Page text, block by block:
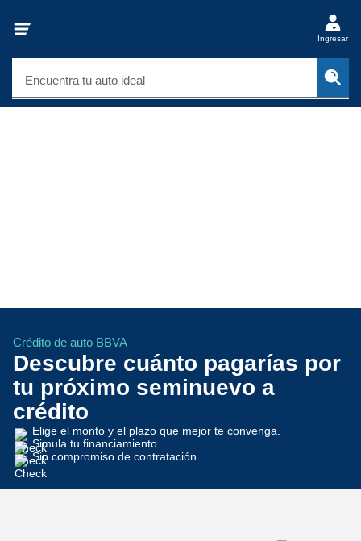
Ingresar
Encuentra tu auto ideal
Crédito de auto BBVA
Descubre cuánto pagarías por
tu próximo seminuevo a
crédito
Elige el monto y el plazo que mejor te convenga.
Simula tu financiamiento.
Sin compromiso de contratación.